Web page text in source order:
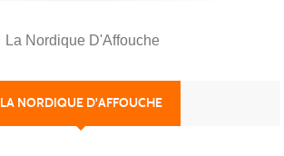
La Nordique D'Affouche
LA NORDIQUE D'AFFOUCHE